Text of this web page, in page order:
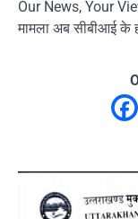
Our News, Your
मामला अब सीबीआई के